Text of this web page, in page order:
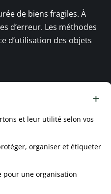
de biens fragiles. À
d’erreur. Les méthodes
d’utilisation des objets
et leur utilité selon vos
organiser et étiqueter
pour une organisation